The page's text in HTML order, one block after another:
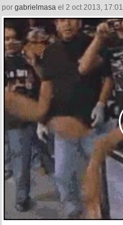
por gabrielmasa el 2 oct 2013, 17:01